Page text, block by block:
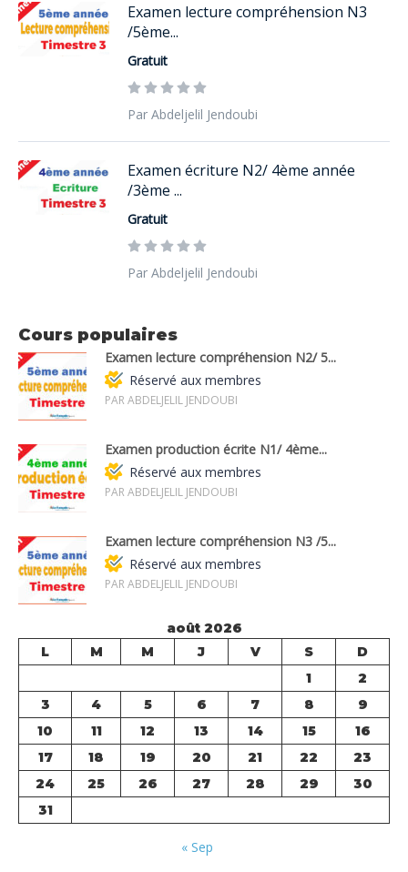
Examen lecture compréhension N3
/5ème...
Gratuit
Par Abdeljelil Jendoubi
Examen écriture N2/ 4ème année
/3ème ...
Gratuit
Par Abdeljelil Jendoubi
Cours populaires
Examen lecture compréhension N2/ 5...
Réservé aux membres
PAR ABDELJELIL JENDOUBI
Examen production écrite N1/ 4ème...
Réservé aux membres
PAR ABDELJELIL JENDOUBI
Examen lecture compréhension N3 /5...
Réservé aux membres
PAR ABDELJELIL JENDOUBI
août 2026
L
M M J V S
D
1
2
3
4 5 6 7 8
9
10
11 12 13 14 15
16
17
18 19 20 21 22
23
24
25 26 27 28 29
30
31
« Sep